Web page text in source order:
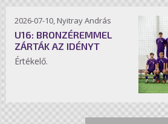
2026-07-10, Nyitray András
U16: BRONZÉREMMEL
ZÁRTÁK AZ IDÉNYT
Értékelő.